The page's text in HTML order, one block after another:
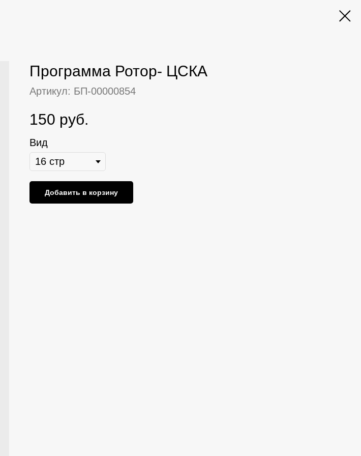
Программа Ротор- ЦСКА
Артикул: БП-00000854
150 руб.
Вид
Добавить в корзину